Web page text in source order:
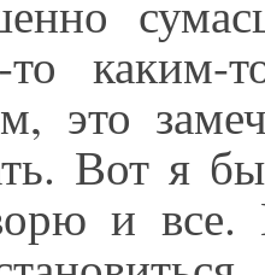
то каким-
это
Вот я
и